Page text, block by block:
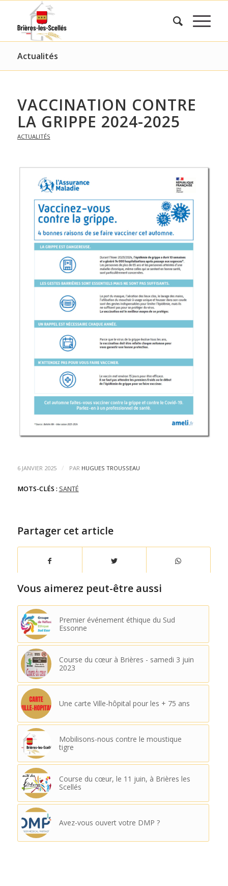
Actualités
VACCINATION CONTRE
LA GRIPPE 2024-2025
ACTUALITÉS
6 JANVIER 2025 / PAR HUGUES TROUSSEAU
MOTS-CLÉS : SANTÉ
Partager cet article
Vous aimerez peut-être aussi
Premier événement éthique du Sud
Essonne
Course du cœur à Brières - samedi 3 juin
2023
Une carte Ville-hôpital pour les + 75 ans
Mobilisons-nous contre le moustique
tigre
Course du cœur, le 11 juin, à Brières les
Scellés
Avez-vous ouvert votre DMP ?